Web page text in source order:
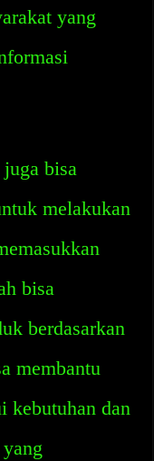
yang
bisa
melakukan
bisa
berdasarkan
membantu
kebutuhan dan